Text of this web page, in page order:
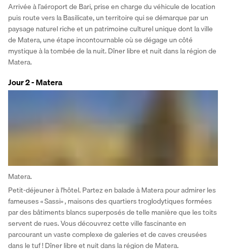
Arrivée à l’aéroport de Bari, prise en charge du véhicule de location
puis route vers la Basilicate, un territoire qui se démarque par un
paysage naturel riche et un patrimoine culturel unique dont la ville
de Matera, une étape incontournable où se dégage un côté
mystique à la tombée de la nuit. Dîner libre et nuit dans la région de
Matera.
Jour 2 - Matera
Matera.
Petit-déjeuner à l'hôtel. Partez en balade à Matera pour admirer les
fameuses « Sassi» , maisons des quartiers troglodytiques formées
par des bâtiments blancs superposés de telle manière que les toits
servent de rues. Vous découvrez cette ville fascinante en
parcourant un vaste complexe de galeries et de caves creusées
dans le tuf ! Dîner libre et nuit dans la région de Matera.